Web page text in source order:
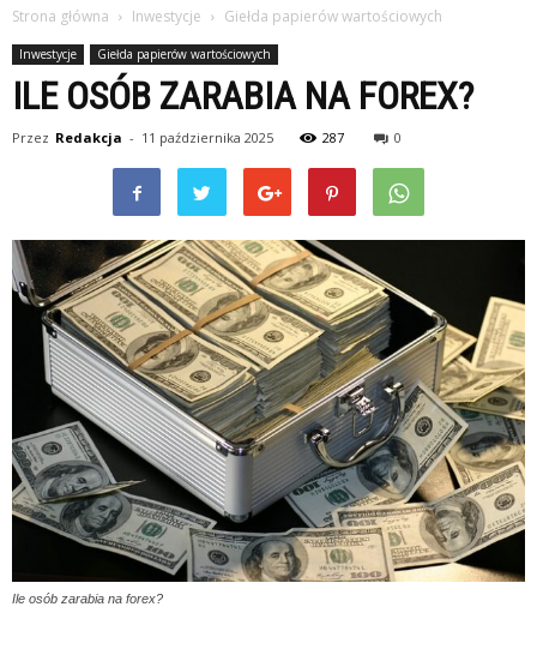
Strona główna Inwestycje Giełda papierów wartościowych
Inwestycje Giełda papierów wartościowych
ILE OSÓB ZARABIA NA FOREX?
Przez Redakcja - 11 października 2025 287 0
Ile osób zarabia na forex?